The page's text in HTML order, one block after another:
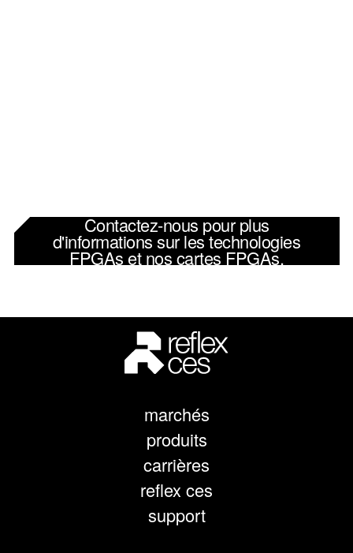
Contactez-nous pour plus
d'informations sur les technologies
FPGAs et nos cartes FPGAs.
marchés
produits
carrières
reflex ces
support